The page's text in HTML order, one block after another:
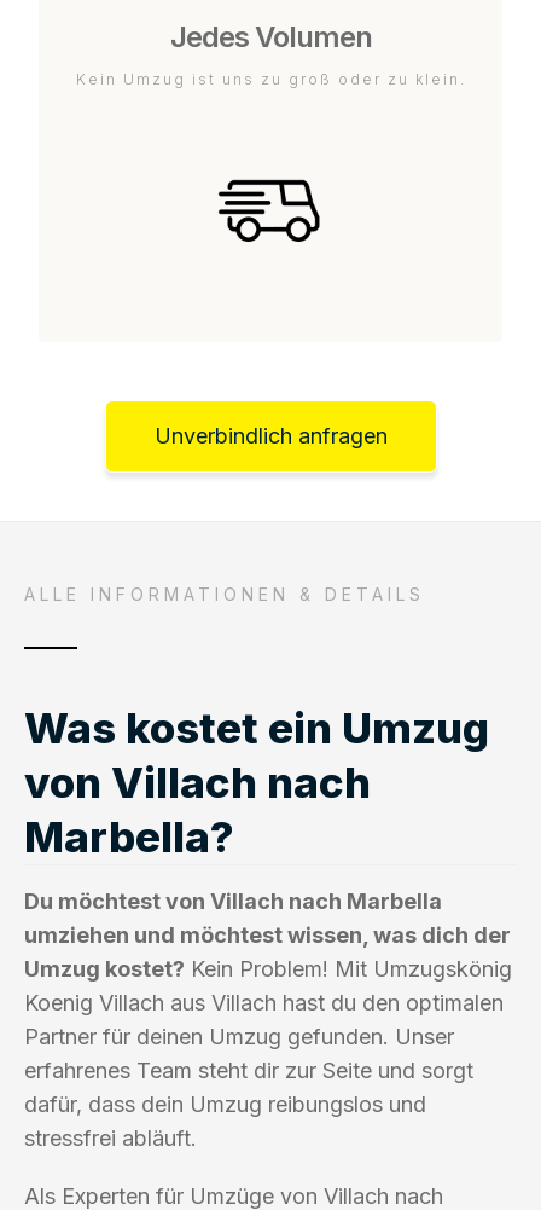
Jedes Volumen
Kein Umzug ist uns zu groß oder zu klein.
Unverbindlich anfragen
ALLE INFORMATIONEN & DETAILS
Was kostet ein Umzug
von Villach nach
Marbella?
Du möchtest von Villach nach Marbella
umziehen und möchtest wissen, was dich der
Umzug kostet? Kein Problem! Mit Umzugskönig
Koenig Villach aus Villach hast du den optimalen
Partner für deinen Umzug gefunden. Unser
erfahrenes Team steht dir zur Seite und sorgt
dafür, dass dein Umzug reibungslos und
stressfrei abläuft.
Als Experten für Umzüge von Villach nach